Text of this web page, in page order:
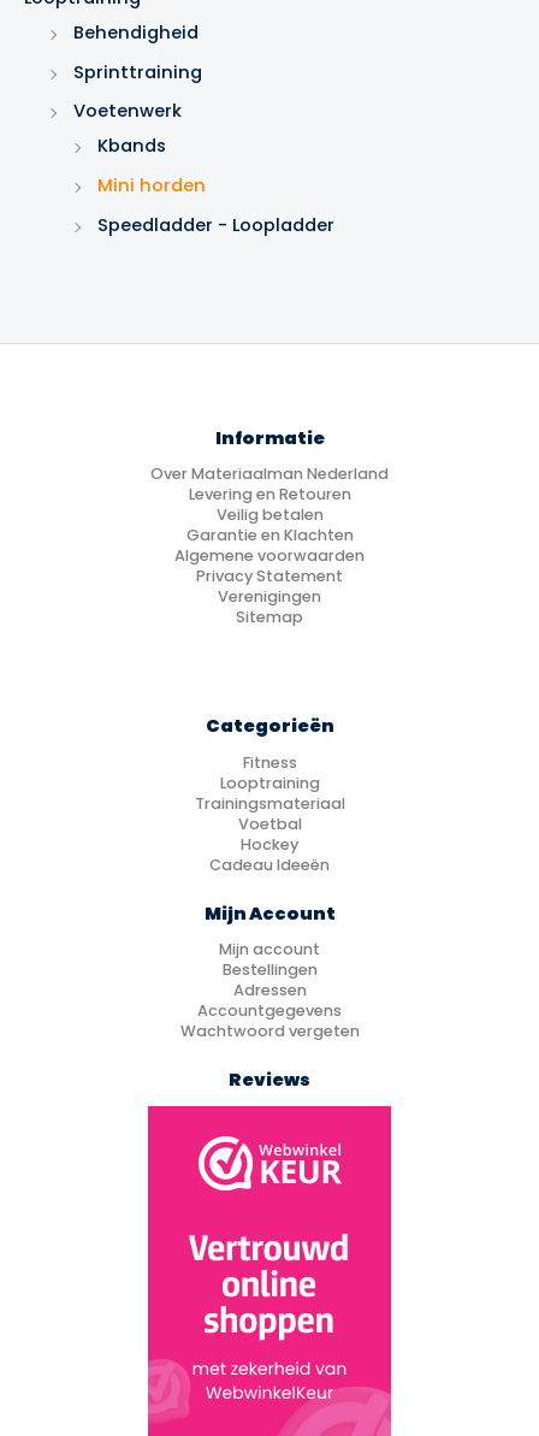
Behendigheid
Sprinttraining
Voetenwerk
Kbands
Mini horden
Speedladder - Loopladder
Informatie
Over Materiaalman Nederland
Levering en Retouren
Veilig betalen
Garantie en Klachten
Algemene voorwaarden
Privacy Statement
Verenigingen
Sitemap
Categorieën
Fitness
Looptraining
Trainingsmateriaal
Voetbal
Hockey
Cadeau Ideeën
Mijn Account
Mijn account
Bestellingen
Adressen
Accountgegevens
Wachtwoord vergeten
Reviews